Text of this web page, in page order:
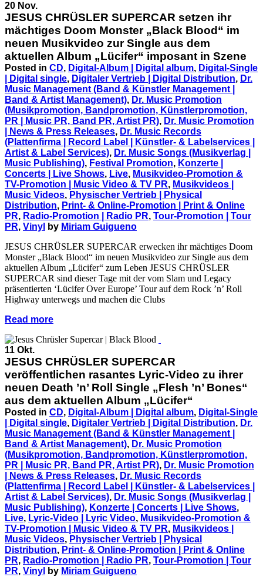
20 Nov.
JESUS CHRÜSLER SUPERCAR setzen ihr
mächtiges Doom Monster „Black Blood“ im
neuen Musikvideo zur Single aus dem
aktuellen Album „Lücifer“ imposant in Szene
Posted in CD, Digital-Album | Digital album, Digital-Single
| Digital single, Digitaler Vertrieb | Digital Distribution, Dr.
Music Management (Band & Künstler Management |
Band & Artist Management), Dr. Music Promotion
(Musikpromotion, Bandpromotion, Künstlerpromotion,
PR | Music PR, Band PR, Artist PR), Dr. Music Promotion
| News & Press Releases, Dr. Music Records
(Plattenfirma | Record Label | Künstler- & Labelservices |
Artist & Label Services), Dr. Music Songs (Musikverlag |
Music Publishing), Festival Promotion, Konzerte |
Concerts | Live Shows, Live, Musikvideo-Promotion &
TV-Promotion | Music Video & TV PR, Musikvideos |
Music Videos, Physischer Vertrieb | Physical
Distribution, Print- & Online-Promotion | Print & Online
PR, Radio-Promotion | Radio PR, Tour-Promotion | Tour
PR, Vinyl by Miriam Guigueno
JESUS CHRÜSLER SUPERCAR erwecken ihr mächtiges Doom
Monster „Black Blood“ im neuen Musikvideo zur Single aus dem
aktuellen Album „Lücifer“ zum Leben JESUS CHRÜSLER
SUPERCAR sind dieser Tage mit der vom Slam und Legacy
präsentierten ‘Lücifer Over Europe’ Tour auf dem Rock ’n’ Roll
Highway unterwegs und machen die Clubs
Read more
11 Okt.
JESUS CHRÜSLER SUPERCAR
veröffentlichen rasantes Lyric-Video zu ihrer
neuen Death ’n’ Roll Single „Flesh ’n’ Bones“
aus dem aktuellen Album „Lücifer“
Posted in CD, Digital-Album | Digital album, Digital-Single
| Digital single, Digitaler Vertrieb | Digital Distribution, Dr.
Music Management (Band & Künstler Management |
Band & Artist Management), Dr. Music Promotion
(Musikpromotion, Bandpromotion, Künstlerpromotion,
PR | Music PR, Band PR, Artist PR), Dr. Music Promotion
| News & Press Releases, Dr. Music Records
(Plattenfirma | Record Label | Künstler- & Labelservices |
Artist & Label Services), Dr. Music Songs (Musikverlag |
Music Publishing), Konzerte | Concerts | Live Shows,
Live, Lyric-Video | Lyric Video, Musikvideo-Promotion &
TV-Promotion | Music Video & TV PR, Musikvideos |
Music Videos, Physischer Vertrieb | Physical
Distribution, Print- & Online-Promotion | Print & Online
PR, Radio-Promotion | Radio PR, Tour-Promotion | Tour
PR, Vinyl by Miriam Guigueno